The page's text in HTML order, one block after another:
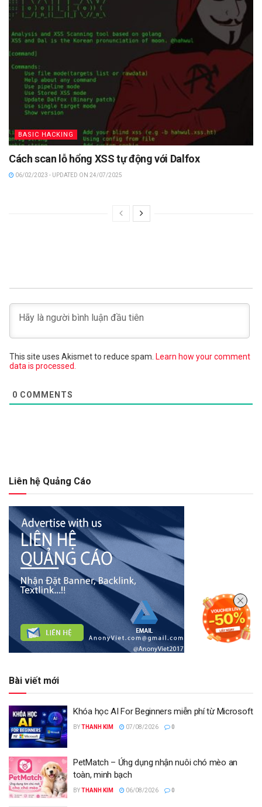
BASIC HACKING
Cách scan lỗ hổng XSS tự động với Dalfox
06/02/2023 - UPDATED ON 24/07/2025
This site uses Akismet to reduce spam. Learn how your comment
data is processed.
0 COMMENTS
Liên hệ Quảng Cáo
Bài viết mới
Khóa học AI For Beginners miễn phí từ Microsoft
BYTHANH KIM 07/08/2026 0
PetMatch – Ứng dụng nhận nuôi chó mèo an
toàn, minh bạch
BYTHANH KIM 06/08/2026 0